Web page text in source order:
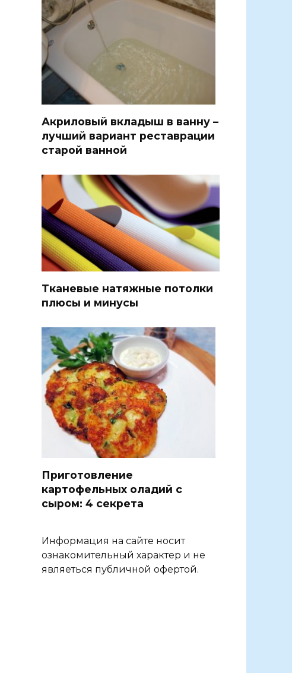
Акриловый вкладыш в ванну –
лучший вариант реставрации
старой ванной
Тканевые натяжные потолки
плюсы и минусы
Приготовление
картофельных оладий с
сыром: 4 секрета
Информация на сайте носит
ознакомительный характер и не
являеться публичной офертой.